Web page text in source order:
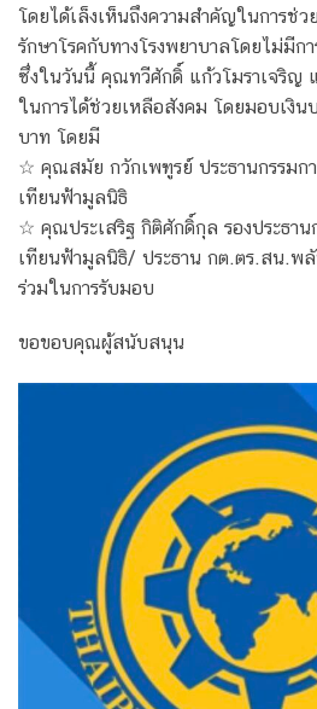
โดยได้เล็งเห็นถึงความสำคัญในการช่
รักษาโรคกับทางโรงพยาบาลโดยไม่มี
ซึ่งในวันนี้ คุณทวีศักดิ์ แก้วโมราเจริญ
ในการได้ช่วยเหลือสังคม โดยมอบเงิน
บาท โดยมี
☆ คุณสมัย กวักเพฑูรย์ ประธานกรรมกา
เทียนฟ้ามูลนิธิ
☆ คุณประเสริฐ กิติศักดิ์กุล รองประธาน
เทียนฟ้ามูลนิธิ/ ประธาน กต.ตร.สน.พ
ร่วมในการรับมอบ
ขอขอบคุณผู้สนับสนุน